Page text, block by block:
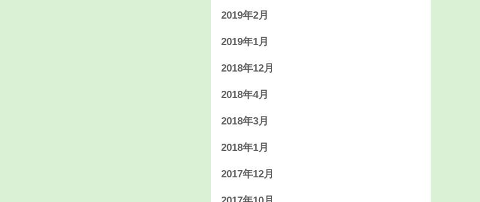
2019年2月
2019年1月
2018年12月
2018年4月
2018年3月
2018年1月
2017年12月